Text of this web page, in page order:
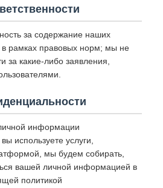
за содержание наших
в рамках правовых норм; мы не
за какие-либо заявления,
информации
используете услуги,
мы будем собирать,
вашей личной информацией в
политикой